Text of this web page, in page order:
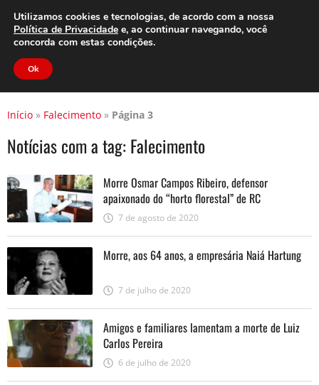
Clube do Assinante Área do Assinante
Início » Falecimento » Página 3
Notícias com a tag: Falecimento
Morre Osmar Campos Ribeiro, defensor
apaixonado do “horto florestal” de RC
7 de agosto de 2020
Morre, aos 64 anos, a empresária Naiá Hartung
7 de julho de 2020
Amigos e familiares lamentam a morte de Luiz
Carlos Pereira
6 de julho de 2020
Utilizamos cookies e tecnologias, de acordo com a nossa
Política de Privacidade e, ao continuar navegando, você
concorda com estas condições.
Ok